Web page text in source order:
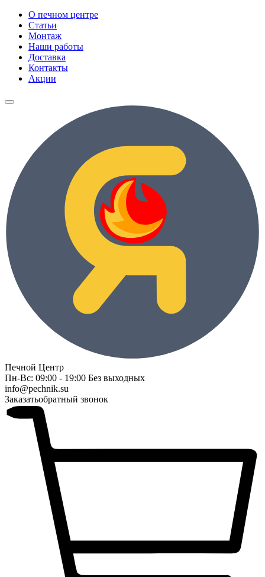
О печном центре
Статьи
Монтаж
Наши работы
Доставка
Контакты
Акции
Печной Центр
Пн-Вс: 09:00 - 19:00 Без выходных
info@pechnik.su
Заказатьобратный звонок